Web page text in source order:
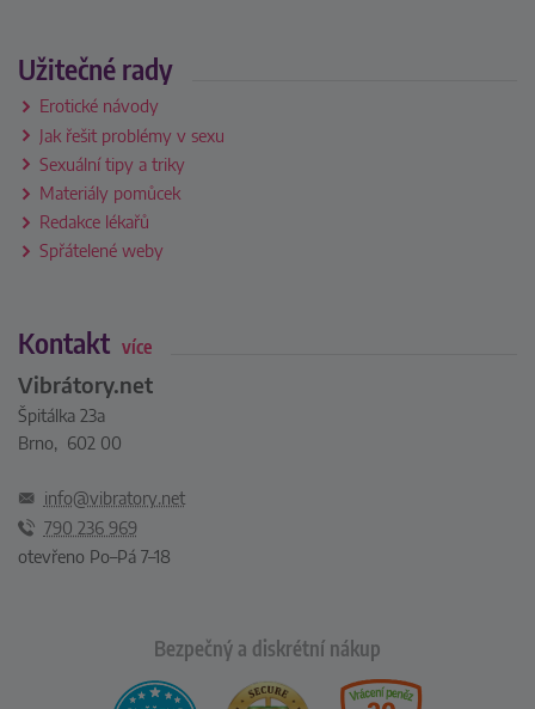
Užitečné rady
Erotické návody
Jak řešit problémy v sexu
Sexuální tipy a triky
Materiály pomůcek
Redakce lékařů
Spřátelené weby
Kontakt více
Vibrátory.net
Špitálka 23a
Brno, 602 00
info@vibratory.net
790 236 969
otevřeno Po–Pá 7–18
Bezpečný a diskrétní nákup